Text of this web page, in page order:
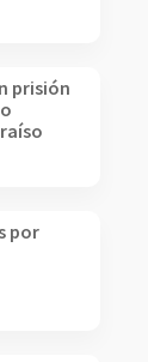
prisión
por